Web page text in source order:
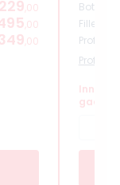
,00
,00
,00
Botox
Filler
Profhilo
Profiel
gaan